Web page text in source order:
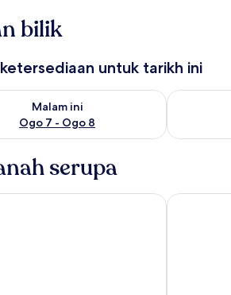
bilik
untuk tarikh ini
Malam ini
Ogo 7 - Ogo 8
untuk malam ini Ogo 7 - Ogo
Semak
serupa
Familia motel Noor